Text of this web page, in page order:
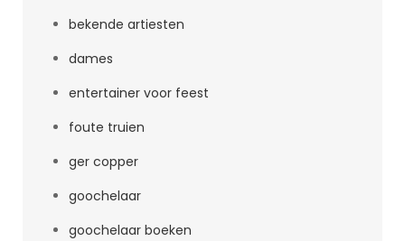
bekende artiesten
dames
entertainer voor feest
foute truien
ger copper
goochelaar
goochelaar boeken